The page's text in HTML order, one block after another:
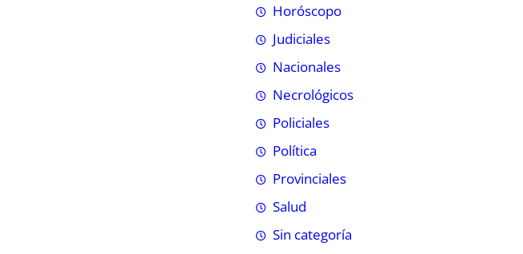
Horóscopo
Judiciales
Nacionales
Necrológicos
Policiales
Política
Provinciales
Salud
Sin categoría